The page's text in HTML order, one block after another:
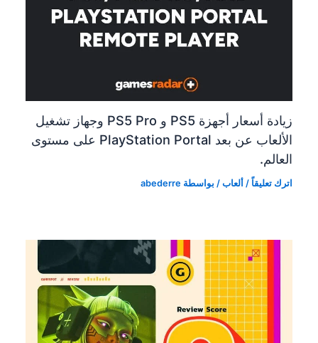
زيادة أسعار أجهزة PS5 و PS5 Pro وجهاز تشغيل
الألعاب عن بعد PlayStation Portal على مستوى
العالم.
اترك تعليقاً / ألعاب / بواسطة abederre